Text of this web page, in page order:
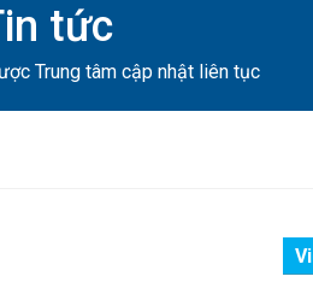
tức
Trung tâm cập nhật liên tục